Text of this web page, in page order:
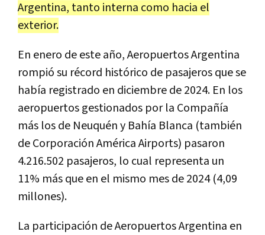
Argentina, tanto interna como hacia el
exterior.
En enero de este año, Aeropuertos Argentina
rompió su récord histórico de pasajeros que se
había registrado en diciembre de 2024. En los
aeropuertos gestionados por la Compañía
más los de Neuquén y Bahía Blanca (también
de Corporación América Airports) pasaron
4.216.502 pasajeros, lo cual representa un
11% más que en el mismo mes de 2024 (4,09
millones).
La participación de Aeropuertos Argentina en